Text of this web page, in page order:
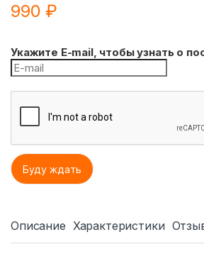
990₽
Укажите E-mail, чтобы узнать о
Описание Характеристики